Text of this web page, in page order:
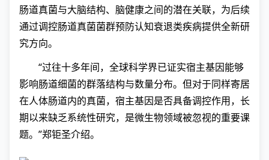
肠道真菌与大脑结构、脑健康之间的潜在关联，为后续
通过调控肠道真菌菌群预防认知衰退类疾病提供全新研
究方向。
“过往十多年间，全球科学界已证实宿主基因能够
影响肠道细菌的群落结构与数量分布。但对于同样寄居
在人体肠道内的真菌，宿主基因是否具备调控作用，长
期以来缺乏系统性研究，是微生物领域被忽视的重要课
题。”郑钜圣介绍。